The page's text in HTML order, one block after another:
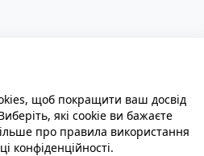
щоб покращити ваш досвід
які cookie ви бажаєте
про правила використання
конфіденційності.